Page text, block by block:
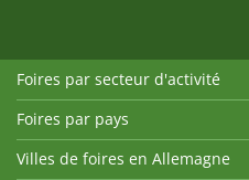
Foires par secteur d'activité
Foires par pays
Villes de foires en Allemagne